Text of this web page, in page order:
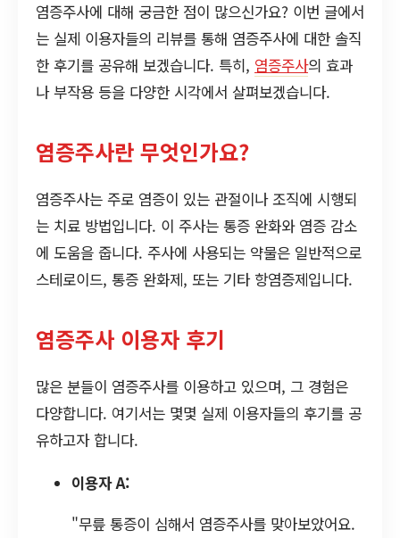
염증주사에 대해 궁금한 점이 많으신가요? 이번 글에서
는 실제 이용자들의 리뷰를 통해 염증주사에 대한 솔직
한 후기를 공유해 보겠습니다. 특히, 염증주사의 효과
나 부작용 등을 다양한 시각에서 살펴보겠습니다.
염증주사란 무엇인가요?
염증주사는 주로 염증이 있는 관절이나 조직에 시행되
는 치료 방법입니다. 이 주사는 통증 완화와 염증 감소
에 도움을 줍니다. 주사에 사용되는 약물은 일반적으로
스테로이드, 통증 완화제, 또는 기타 항염증제입니다.
염증주사 이용자 후기
많은 분들이 염증주사를 이용하고 있으며, 그 경험은
다양합니다. 여기서는 몇몇 실제 이용자들의 후기를 공
유하고자 합니다.
이용자 A:
"무릎 통증이 심해서 염증주사를 맞아보았어요.